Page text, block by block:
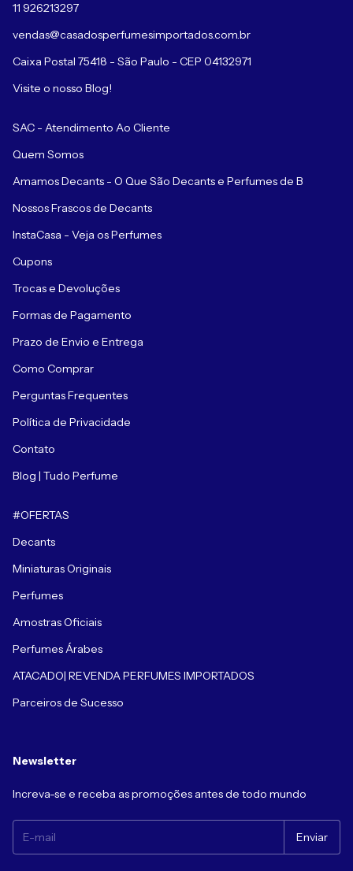
11 926213297
vendas@casadosperfumesimportados.com.br
Caixa Postal 75418 - São Paulo - CEP 04132971
Visite o nosso Blog!
SAC - Atendimento Ao Cliente
Quem Somos
Amamos Decants - O Que São Decants e Perfumes de B
Nossos Frascos de Decants
InstaCasa - Veja os Perfumes
Cupons
Trocas e Devoluções
Formas de Pagamento
Prazo de Envio e Entrega
Como Comprar
Perguntas Frequentes
Política de Privacidade
Contato
Blog | Tudo Perfume
#OFERTAS
Decants
Miniaturas Originais
Perfumes
Amostras Oficiais
Perfumes Árabes
ATACADO| REVENDA PERFUMES IMPORTADOS
Parceiros de Sucesso
Newsletter
Increva-se e receba as promoções antes de todo mundo